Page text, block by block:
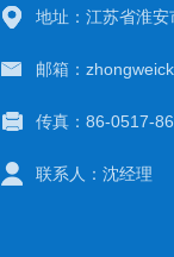
地址：江苏省淮
邮箱：
传真：86-0517-
联系人：沈经理